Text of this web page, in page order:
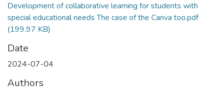
Development of collaborative learning for students with
special educational needs The case of the Canva too.pdf
(199.97 KB)
Date
2024-07-04
Authors